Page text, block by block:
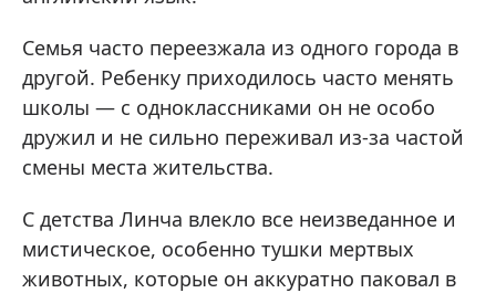
Семья часто переезжала из одного города в
другой. Ребенку приходилось часто менять
школы — с одноклассниками он не особо
дружил и не сильно переживал из-за частой
смены места жительства.
С детства Линча влекло все неизведанное и
мистическое, особенно тушки мертвых
животных, которые он аккуратно паковал в